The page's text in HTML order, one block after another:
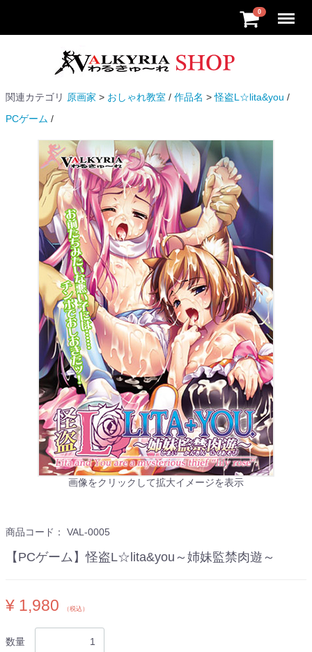
0
関連カテゴリ 原画家 おしゃれ教室 作品名
怪盗L☆lita&you
PCゲーム
画像をクリックして拡大イメージを表示
商品コード： VAL-0005
【PCゲーム】怪盗L☆lita&you～姉妹監禁肉遊～
¥ 1,980 （税込）
数量